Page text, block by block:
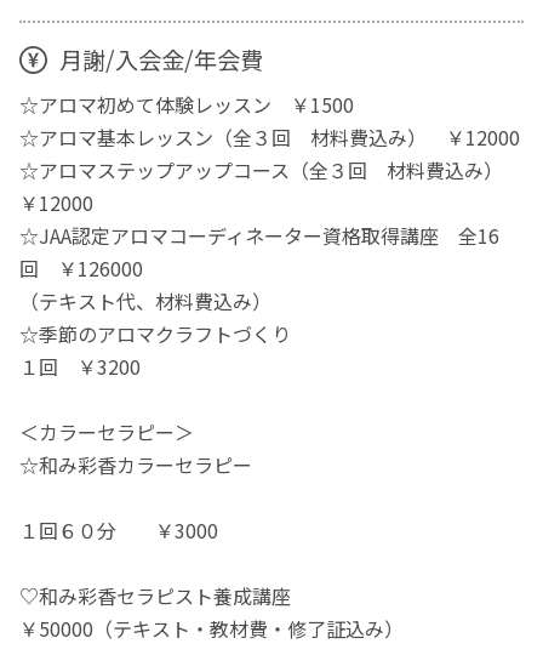
月謝/入会金/年会費
☆アロマ初めて体験レッスン ￥1500
☆アロマ基本レッスン（全３回 材料費込み） ￥12000
☆アロマステップアップコース（全３回 材料費込み）
￥12000
☆JAA認定アロマコーディネーター資格取得講座 全16
回 ￥126000
（テキスト代、材料費込み）
☆季節のアロマクラフトづくり
１回 ￥3200
＜カラーセラピー＞
☆和み彩香カラーセラピー
１回６０分 ￥3000
♡和み彩香セラピスト養成講座
￥50000（テキスト・教材費・修了証込み）